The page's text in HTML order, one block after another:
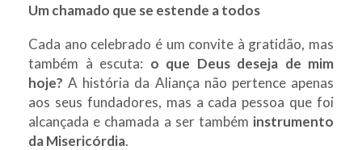
Um chamado que se estende a todos
Cada ano celebrado é um convite à gratidão, mas
também à escuta: o que Deus deseja de mim
hoje? A história da Aliança não pertence apenas
aos seus fundadores, mas a cada pessoa que foi
alcançada e chamada a ser também instrumento
da Misericórdia.